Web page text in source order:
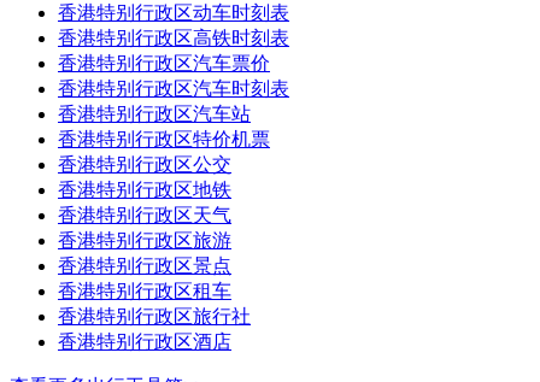
香港特别行政区动车时刻表
香港特别行政区高铁时刻表
香港特别行政区汽车票价
香港特别行政区汽车时刻表
香港特别行政区汽车站
香港特别行政区特价机票
香港特别行政区公交
香港特别行政区地铁
香港特别行政区天气
香港特别行政区旅游
香港特别行政区景点
香港特别行政区租车
香港特别行政区旅行社
香港特别行政区酒店